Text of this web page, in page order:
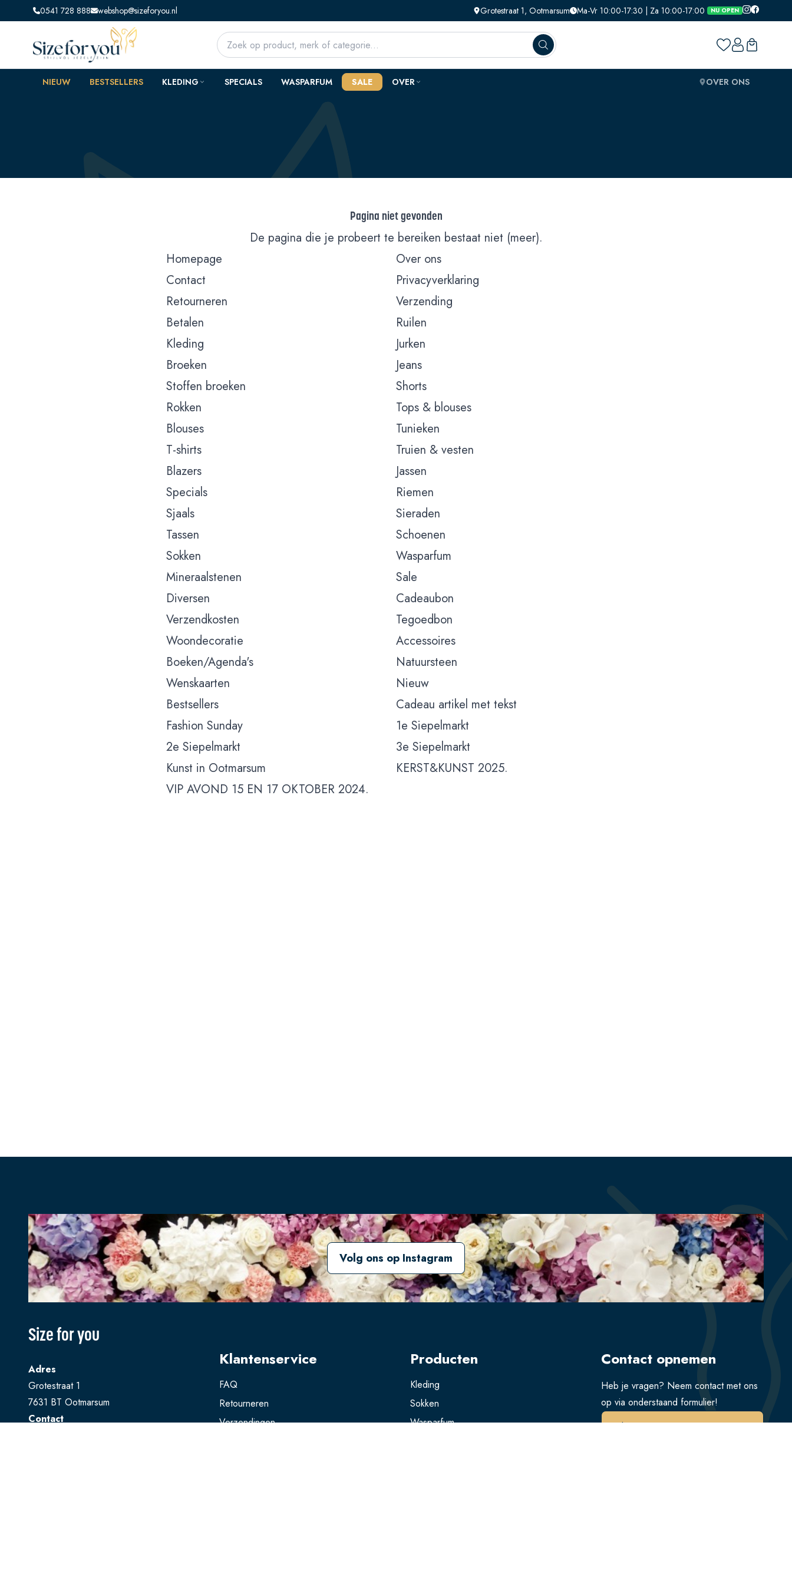
0541 728 888 webshop@sizeforyou.nl Grotestraat 1, Ootmarsum Ma-Vr 10:00-17:30 | Za 10:00-17:00 NU OPEN
NIEUW BESTSELLERS KLEDING SPECIALS WASPARFUM SALE OVER OVER ONS
Pagina niet gevonden
De pagina die je probeert te bereiken bestaat niet (meer).
Homepage
Over ons
Contact
Privacyverklaring
Retourneren
Verzending
Betalen
Ruilen
Kleding
Jurken
Broeken
Jeans
Stoffen broeken
Shorts
Rokken
Tops & blouses
Blouses
Tunieken
T-shirts
Truien & vesten
Blazers
Jassen
Specials
Riemen
Sjaals
Sieraden
Tassen
Schoenen
Sokken
Wasparfum
Mineraalstenen
Sale
Diversen
Cadeaubon
Verzendkosten
Tegoedbon
Woondecoratie
Accessoires
Boeken/Agenda's
Natuursteen
Wenskaarten
Nieuw
Bestsellers
Cadeau artikel met tekst
Fashion Sunday
1e Siepelmarkt
2e Siepelmarkt
3e Siepelmarkt
Kunst in Ootmarsum
KERST&KUNST 2025.
VIP AVOND 15 EN 17 OKTOBER 2024.
Volg ons op Instagram
Size for you
Adres
Grotestraat 1
7631 BT Ootmarsum
Contact
Klantenservice
FAQ
Retourneren
Verzendingen
Producten
Kleding
Sokken
Wasparfum
Contact opnemen
Heb je vragen? Neem contact met ons
op via onderstaand formulier!